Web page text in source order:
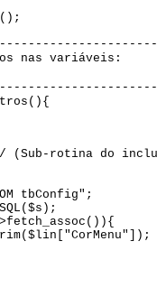
nas variáveis:
rotina do
tbConfig";